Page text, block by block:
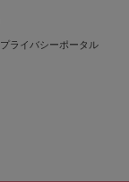
プライバシーポータル